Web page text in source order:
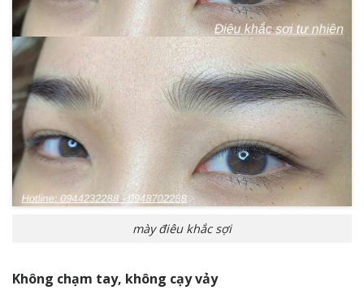
mày điêu khắc sợi
Không chạm tay, không cạy vảy